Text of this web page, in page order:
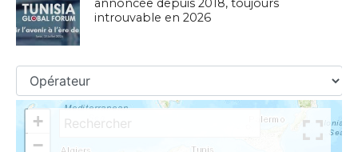
annoncée depuis 2018, toujours
introuvable en 2026